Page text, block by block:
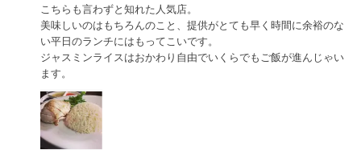
こちらも言わずと知れた人気店。
美味しいのはもちろんのこと、提供がとても早く時間に余裕のな
い平日のランチにはもってこいです。
ジャスミンライスはおかわり自由でいくらでもご飯が進んじゃい
ます。